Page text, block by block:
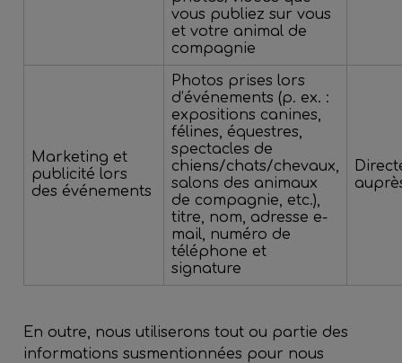
vous publiez sur vous
et votre animal de
compagnie
Marketing et
publicité lors
des événements
Photos prises lors
d’événements (p. ex. :
expositions canines,
félines, équestres,
spectacles de
chiens/chats/chevaux,
salons des animaux
de compagnie, etc.),
titre, nom, adresse e-
mail, numéro de
téléphone et
signature
En outre, nous utiliserons tout ou partie des
informations susmentionnées pour nous